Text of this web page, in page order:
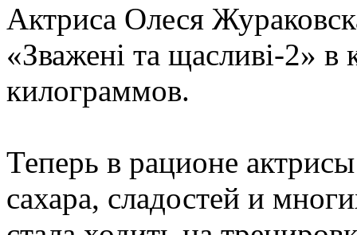
Актриса Олеся
«Зважені та щасливі-2» в
килограммов.
Теперь в рационе
сахара, сладостей и